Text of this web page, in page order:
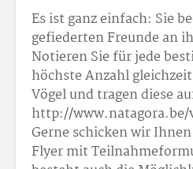
Es ist ganz einfach: Sie
gefiederten Freunde an
Notieren Sie für jede
höchste Anzahl
Vögel und tragen diese
http://www.natagora.be/
Gerne schicken wir
Flyer mit